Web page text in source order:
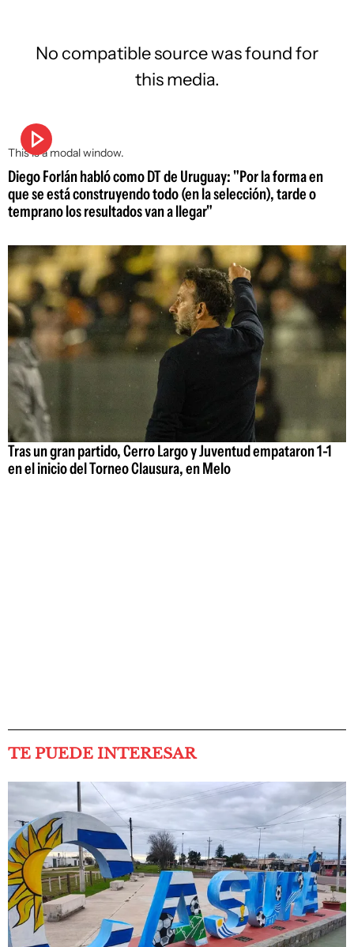
This is a modal window.
No compatible source was found for
this media.
Diego Forlán habló como DT de Uruguay: "Por la forma en
que se está construyendo todo (en la selección), tarde o
temprano los resultados van a llegar"
Tras un gran partido, Cerro Largo y Juventud empataron 1-1
en el inicio del Torneo Clausura, en Melo
TE PUEDE INTERESAR